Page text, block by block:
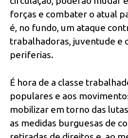
forças e combater o atual
é, no fundo, um ataque
trabalhadoras, juventude e
periferias.
É hora de a classe
populares e aos
mobilizar em torno das
as medidas burguesas de